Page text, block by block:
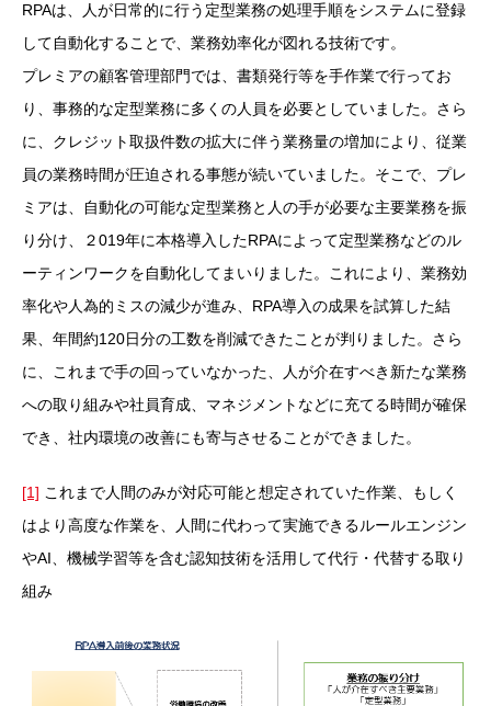
RPAは、人が日常的に行う定型業務の処理手順をシステムに登録
して自動化することで、業務効率化が図れる技術です。
プレミアの顧客管理部門では、書類発行等を手作業で行ってお
り、事務的な定型業務に多くの人員を必要としていました。さら
に、クレジット取扱件数の拡大に伴う業務量の増加により、従業
員の業務時間が圧迫される事態が続いていました。そこで、プレ
ミアは、自動化の可能な定型業務と人の手が必要な主要業務を振
り分け、２019年に本格導入したRPAによって定型業務などのル
ーティンワークを自動化してまいりました。これにより、業務効
率化や人為的ミスの減少が進み、 RPA導入の成果を試算した結
果、年間約120日分の工数を削減できたことが判りました。さら
に、これまで手の回っていなかった、人が介在すべき新たな業務
への取り組みや社員育成、マネジメントなどに充てる時間が確保
でき、社内環境の改善にも寄与させることができました。
[1] これまで人間のみが対応可能と想定されていた作業、もしく
はより高度な作業を、人間に代わって実施できるルールエンジン
やAI 、機械学習等を含む認知技術を活用して代行・代替する取り
組み